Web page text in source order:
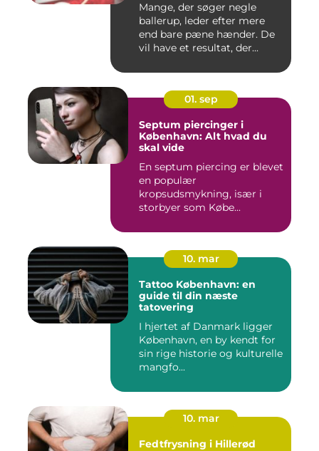
Mange, der søger negle
ballerup, leder efter mere
end bare pæne hænder. De
vil have et resultat, der...
01. sep
Septum piercinger i
København: Alt hvad du
skal vide
En septum piercing er blevet
en populær
kropsudsmykning, især i
storbyer som Købe...
10. mar
Tattoo København: en
guide til din næste
tatovering
I hjertet af Danmark ligger
København, en by kendt for
sin rige historie og kulturelle
mangfo...
10. mar
Fedtfrysning i Hillerød